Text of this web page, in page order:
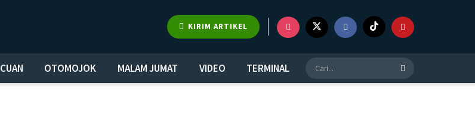
KIRIM ARTIKEL
CUAN OTOMOJOK MALAM JUMAT VIDEO TERMINAL